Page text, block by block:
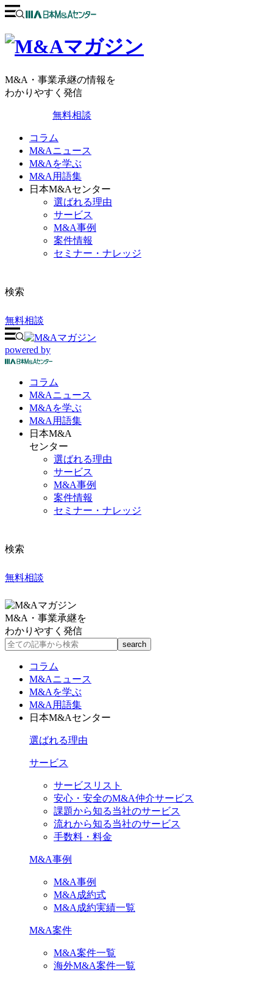
M&A・事業承継の情報を
わかりやすく発信
無料相談
コラム
M&Aニュース
M&Aを学ぶ
M&A用語集
日本M&Aセンター
選ばれる理由
サービス
M&A事例
案件情報
セミナー・ナレッジ
検索
無料相談
powered by
コラム
M&Aニュース
M&Aを学ぶ
M&A 用語集
日本M&A
センター
選ばれる理由
サービス
M&A事例
案件情報
セミナー・ナレッジ
検索
無料相談
M&A・事業承継を
わかりやすく発信
コラム
M&Aニュース
M&Aを学ぶ
M&A用語集
日本M&Aセンター
選ばれる理由
サービス
サービスリスト
安心・安全のM&A仲介サービス
課題から知る当社のサービス
流れから知る当社のサービス
手数料・料金
M&A事例
M&A事例
M&A成約式
M&A成約実績一覧
M&A案件
M&A案件一覧
海外M&A案件一覧